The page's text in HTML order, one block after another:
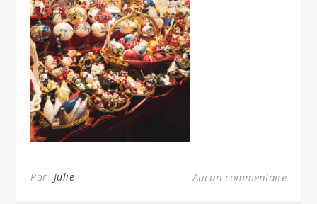
Par Julie Aucun commentaire